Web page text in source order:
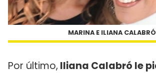
MARINA E ILIANA CALABRÓ
Por último, Iliana Calabró le